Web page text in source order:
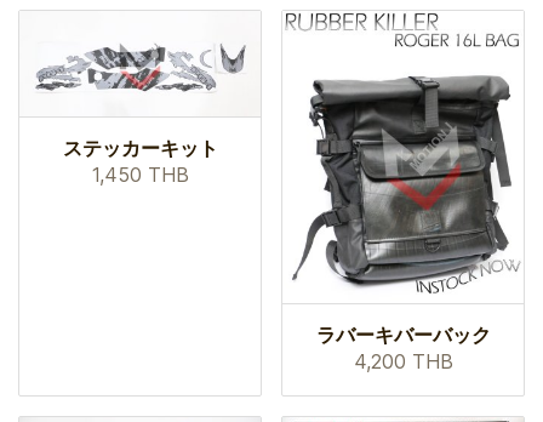
ステッカーキット
1,450 THB
ラバーキバーバック
4,200 THB